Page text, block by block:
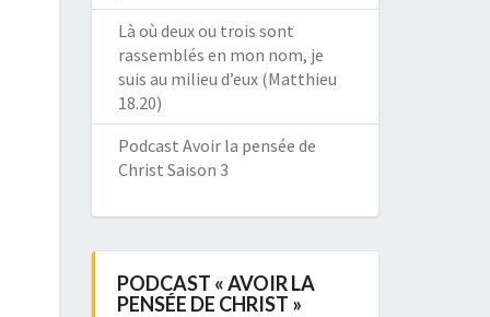
Là où deux ou trois sont
rassemblés en mon nom, je
suis au milieu d’eux (Matthieu
18.20)
Podcast Avoir la pensée de
Christ Saison 3
PODCAST « AVOIR LA
PENSÉE DE CHRIST »